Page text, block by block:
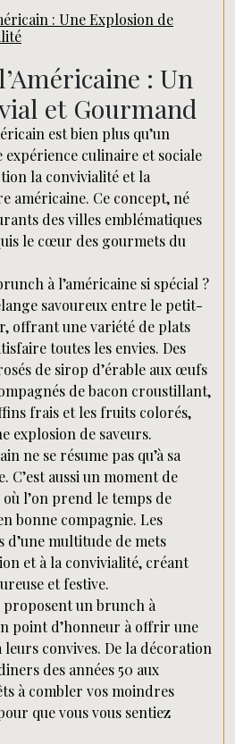
: Une Explosion de
: Un
et Gourmand
est bien plus qu’un
expérience culinaire et sociale
la convivialité et la
américaine. Ce concept, né
des villes emblématiques
le cœur des gourmets du
à l’américaine si spécial ?
savoureux entre le petit-
offrant une variété de plats
toutes les envies. Des
de sirop d’érable aux œufs
de bacon croustillant,
frais et les fruits colorés,
explosion de saveurs.
ne se résume pas qu’à sa
C’est aussi un moment de
l’on prend le temps de
bonne compagnie. Les
d’une multitude de mets
et à la convivialité, créant
et festive.
proposent un brunch à
point d’honneur à offrir une
convives. De la décoration
des années 50 aux
à combler vos moindres
que vous vous sentiez